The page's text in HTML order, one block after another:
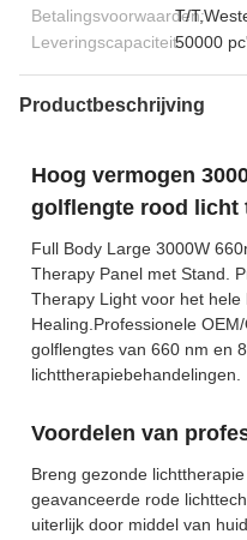
Betalingsvoorwaarden:
T/
Leveringscapaciteit:50000
Productbeschrijving
Hoog vermogen
golflengte rood licht
Full Body Large 3000W
Therapy Panel met Stand.
Therapy Light voor het hele
Healing.Professionele
golflengtes van 660 nm en
lichttherapiebehandelingen.
Voordelen van
Breng gezonde
geavanceerde rode
uiterlijk door middel van